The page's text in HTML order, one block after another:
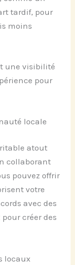
tardif, pour
moins
une visibilité
pour
locale
atout
collaborant
pouvez offrir
votre
avec des
créer des
locaux